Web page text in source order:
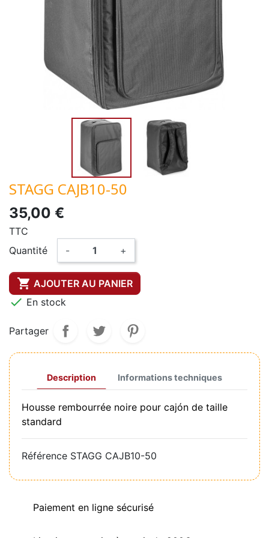
STAGG CAJB10-50
35,00 €
TTC
Quantité
- +
 AJOUTER AU PANIER
 En stock
Partager
Description Informations techniques
Housse rembourrée noire pour cajón de taille
standard
Référence STAGG CAJB10-50
Paiement en ligne sécurisé